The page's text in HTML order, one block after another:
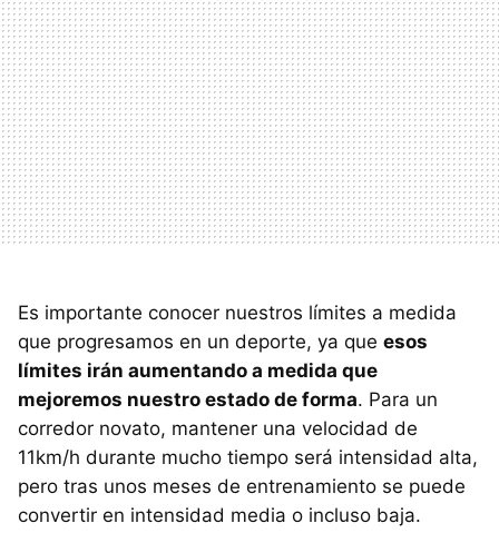
Es importante conocer nuestros límites a medida
que progresamos en un deporte, ya que esos
límites irán aumentando a medida que
mejoremos nuestro estado de forma. Para un
corredor novato, mantener una velocidad de
11km/h durante mucho tiempo será intensidad alta,
pero tras unos meses de entrenamiento se puede
convertir en intensidad media o incluso baja.